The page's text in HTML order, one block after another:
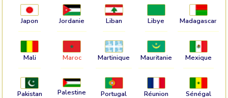
Japon Jordanie Liban Libye Madagascar
Mali Maroc Martinique Mauritanie Mexique
Pakistan Palestine Portugal Réunion Sénégal